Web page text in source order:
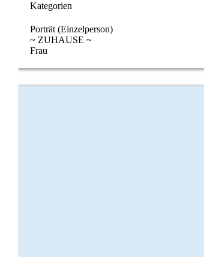
Kategorien
Porträt (Einzelperson)
~ ZUHAUSE ~
Frau